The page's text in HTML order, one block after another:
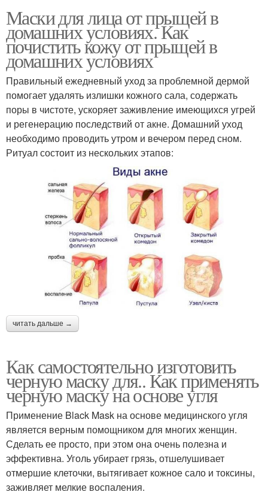
Маски для лица от прыщей в
домашних условиях. Как
почистить кожу от прыщей в
домашних условиях
Правильный ежедневный уход за проблемной дермой
помогает удалять излишки кожного сала, содержать
поры в чистоте, ускоряет заживление имеющихся угрей
и регенерацию последствий от акне. Домашний уход
необходимо проводить утром и вечером перед сном.
Ритуал состоит из нескольких этапов:
читать дальше →
Как самостоятельно изготовить
черную маску для.. Как применять
черную маску на основе угля
Применение Black Mask на основе медицинского угля
является верным помощником для многих женщин.
Сделать ее просто, при этом она очень полезна и
эффективна. Уголь убирает грязь, отшелушивает
отмершие клеточки, вытягивает кожное сало и токсины,
заживляет мелкие воспаления.